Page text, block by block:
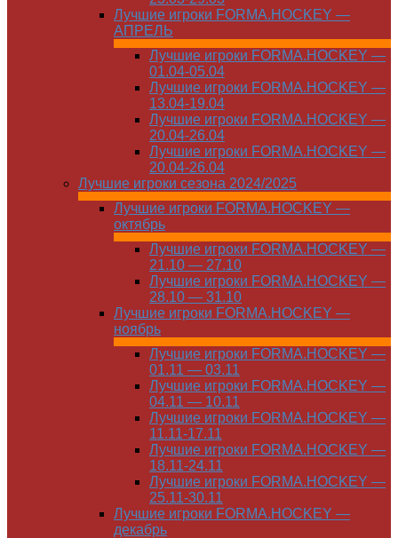
Лучшие игроки FORMA.HOCKEY —
АПРЕЛЬ
Лучшие игроки FORMA.HOCKEY —
01.04-05.04
Лучшие игроки FORMA.HOCKEY —
13.04-19.04
Лучшие игроки FORMA.HOCKEY —
20.04-26.04
Лучшие игроки FORMA.HOCKEY —
20.04-26.04
Лучшие игроки сезона 2024/2025
Лучшие игроки FORMA.HOCKEY —
октябрь
Лучшие игроки FORMA.HOCKEY —
21.10 — 27.10
Лучшие игроки FORMA.HOCKEY —
28.10 — 31.10
Лучшие игроки FORMA.HOCKEY —
ноябрь
Лучшие игроки FORMA.HOCKEY —
01.11 — 03.11
Лучшие игроки FORMA.HOCKEY —
04.11 — 10.11
Лучшие игроки FORMA.HOCKEY —
11.11-17.11
Лучшие игроки FORMA.HOCKEY —
18.11-24.11
Лучшие игроки FORMA.HOCKEY —
25.11-30.11
Лучшие игроки FORMA.HOCKEY —
декабрь